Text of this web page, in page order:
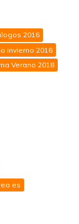
2016
invierno 2016
Verano 2018
es